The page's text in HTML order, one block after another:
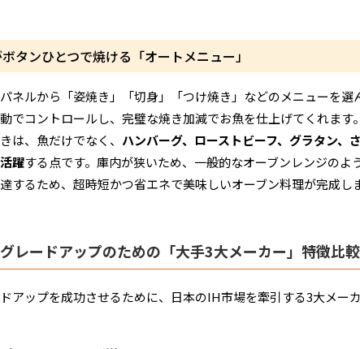
タンひとつで焼ける「オートメニュー」
ネルから「姿焼き」「切身」「つけ焼き」などのメニューを
でコントロールし、完璧な焼き加減でお魚を仕上げてくれます。
は、魚だけでなく、 ハンバーグ、ローストビーフ、グラタン
躍する点です。庫内が狭いため、一般的なオーブンレンジの
するため、超時短かつ省エネで美味しいオーブン料理が完成し
レードアップのための「大手3大メーカー」特徴比較
アップを成功させるために、日本のIH市場を牽引する3大メー